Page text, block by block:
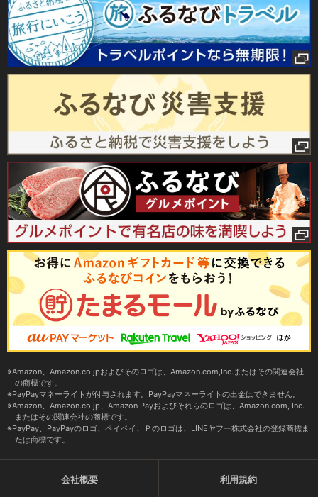
Amazon、Amazon.co.jpおよびそのロゴは、Amazon.com,Inc.またはその関連会社
の商標です。
PayPayマネーライトが付与されます。PayPayマネーライトの出金はできません。
Amazon、Amazon.co.jp、Amazon Payおよびそれらのロゴは、Amazon.com, Inc.
またはその関連会社の商標です。
PayPay、PayPayのロゴ、ペイペイ、Ｐのロゴは、LINEヤフー株式会社の登録商標ま
たは商標です。
会社概要 利用規約